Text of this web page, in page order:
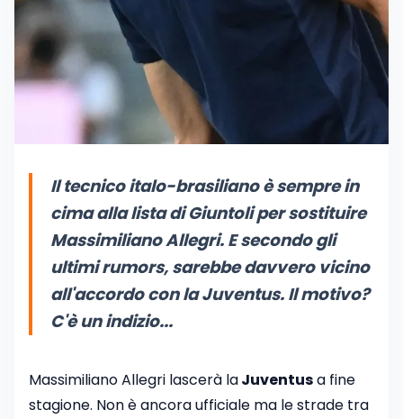
Il tecnico italo-brasiliano è sempre in
cima alla lista di Giuntoli per sostituire
Massimiliano Allegri. E secondo gli
ultimi rumors, sarebbe davvero vicino
all'accordo con la Juventus. Il motivo?
C'è un indizio...
Massimiliano Allegri lascerà laJuventusa fine
stagione. Non è ancora ufficiale ma le strade tra